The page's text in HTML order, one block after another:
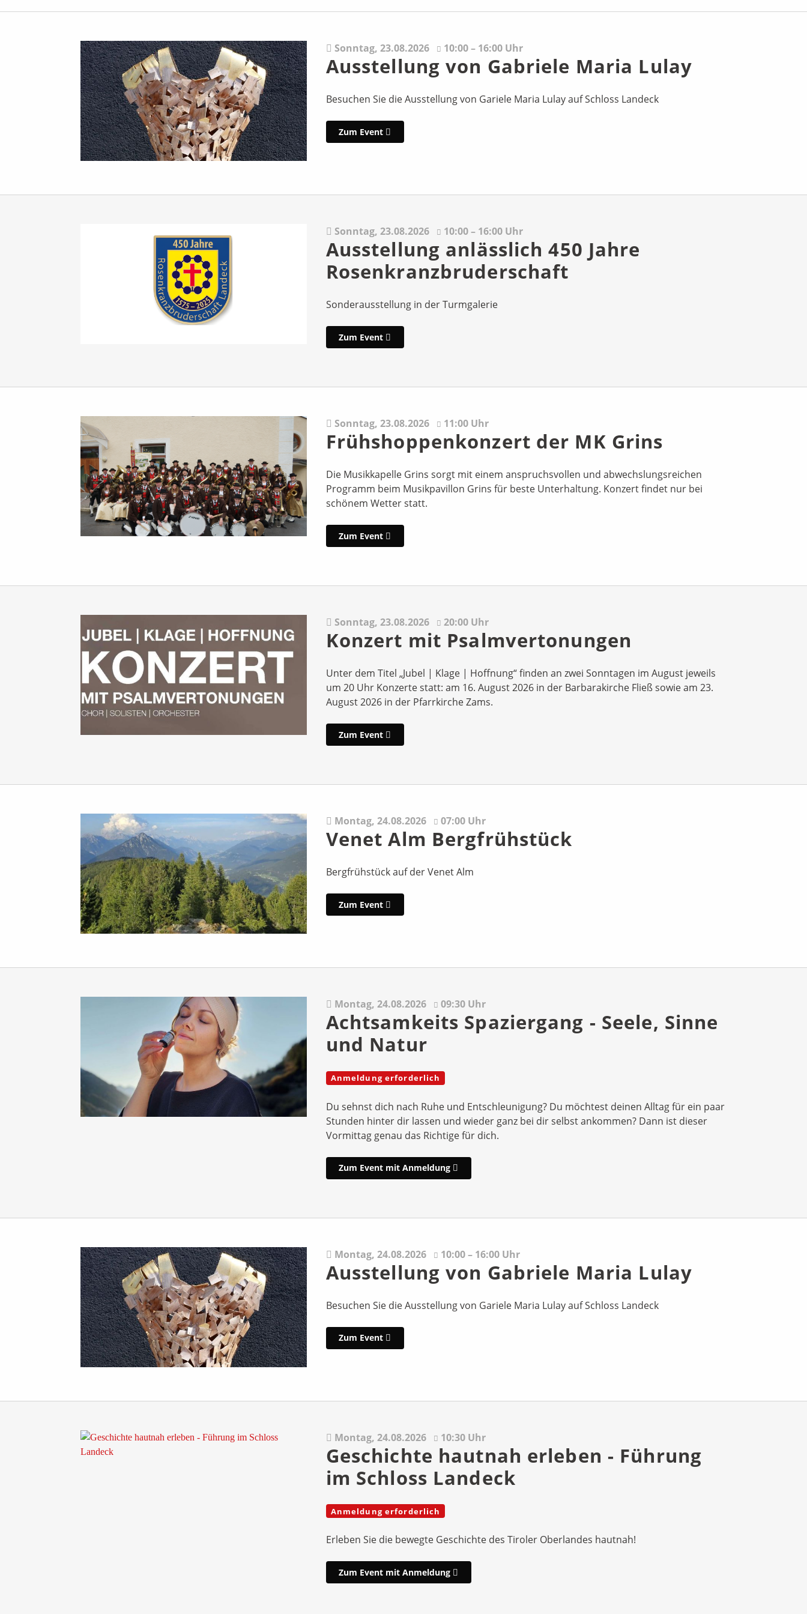
Sonntag, 23.08.2026 10:00 – 16:00 Uhr
Ausstellung von Gabriele Maria Lulay
Besuchen Sie die Ausstellung von Gariele Maria Lulay auf Schloss Landeck
Zum Event
Sonntag, 23.08.2026 10:00 – 16:00 Uhr
Ausstellung anlässlich 450 Jahre
Rosenkranzbruderschaft
Sonderausstellung in der Turmgalerie
Zum Event
Sonntag, 23.08.2026 11:00 Uhr
Frühshoppenkonzert der MK Grins
Die Musikkapelle Grins sorgt mit einem anspruchsvollen und abwechslungsreichen
Programm beim Musikpavillon Grins für beste Unterhaltung. Konzert findet nur bei
schönem Wetter statt.
Zum Event
Sonntag, 23.08.2026 20:00 Uhr
Konzert mit Psalmvertonungen
Unter dem Titel „Jubel | Klage | Hoffnung“ finden an zwei Sonntagen im August jeweils
um 20 Uhr Konzerte statt: am 16. August 2026 in der Barbarakirche Fließ sowie am 23.
August 2026 in der Pfarrkirche Zams.
Zum Event
Montag, 24.08.2026 07:00 Uhr
Venet Alm Bergfrühstück
Bergfrühstück auf der Venet Alm
Zum Event
Montag, 24.08.2026 09:30 Uhr
Achtsamkeits Spaziergang - Seele, Sinne
und Natur
Anmeldung erforderlich
Du sehnst dich nach Ruhe und Entschleunigung? Du möchtest deinen Alltag für ein paar
Stunden hinter dir lassen und wieder ganz bei dir selbst ankommen? Dann ist dieser
Vormittag genau das Richtige für dich.
Zum Event mit Anmeldung
Montag, 24.08.2026 10:00 – 16:00 Uhr
Ausstellung von Gabriele Maria Lulay
Besuchen Sie die Ausstellung von Gariele Maria Lulay auf Schloss Landeck
Zum Event
Montag, 24.08.2026 10:30 Uhr
Geschichte hautnah erleben - Führung
im Schloss Landeck
Anmeldung erforderlich
Erleben Sie die bewegte Geschichte des Tiroler Oberlandes hautnah!
Zum Event mit Anmeldung